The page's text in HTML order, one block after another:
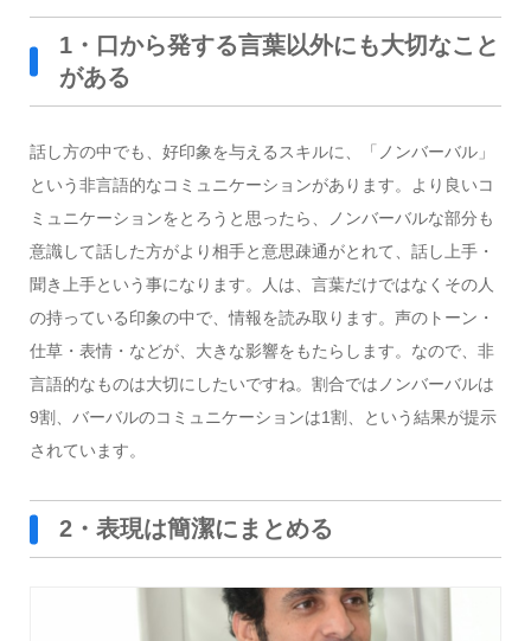
1・口から発する言葉以外にも大切なこと
がある
話し方の中でも、好印象を与えるスキルに、「ノンバーバル」
という非言語的なコミュニケーションがあります。より良いコ
ミュニケーションをとろうと思ったら、ノンバーバルな部分も
意識して話した方がより相手と意思疎通がとれて、話し上手・
聞き上手という事になります。人は、言葉だけではなくその人
の持っている印象の中で、情報を読み取ります。声のトーン・
仕草・表情・などが、大きな影響をもたらします。なので、非
言語的なものは大切にしたいですね。割合ではノンバーバルは
9割、バーバルのコミュニケーションは1割、という結果が提示
されています。
2・表現は簡潔にまとめる